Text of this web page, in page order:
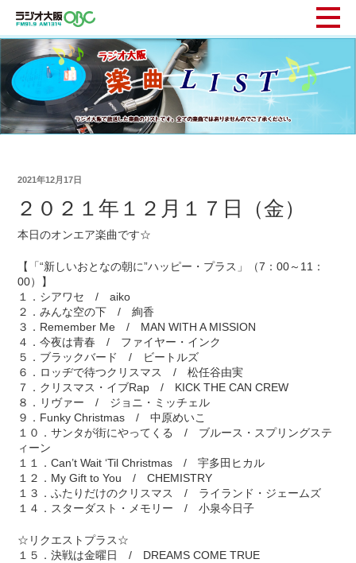
2021年12月17日
２０２１年１２月１７日（金）
本日のオンエア楽曲です☆
【「“新しいおとなの朝に”ハッピー・プラス」（7：00～11：
00）】
１．シアワセ / aiko
２．みんな空の下 / 絢香
３．Remember Me / MAN WITH A MISSION
４．今夜は青春 / ファイヤー・インク
５．ブラックバード / ビートルズ
６．ロッヂで待つクリスマス / 松任谷由実
７．クリスマス・イブRap / KICK THE CAN CREW
８．リヴァー / ジョニ・ミッチェル
９．Funky Christmas / 中原めいこ
１０．サンタが街にやってくる / ブルース・スプリングステ
ィーン
１１．Can’t Wait ‘Til Christmas / 宇多田ヒカル
１２．My Gift to You / CHEMISTRY
１３．ふたりだけのクリスマス / ライランド・ジェームズ
１４．スターダスト・メモリー / 小泉今日子
☆リクエストプラス☆
１５．決戦は金曜日 / DREAMS COME TRUE